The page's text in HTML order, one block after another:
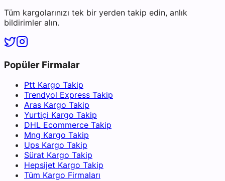
Tüm kargolarınızı tek bir yerden takip edin, anlık
bildirimler alın.
Popüler Firmalar
Ptt Kargo Takip
Trendyol Express Takip
Aras Kargo Takip
Yurtiçi Kargo Takip
DHL Ecommerce Takip
Mng Kargo Takip
Ups Kargo Takip
Sürat Kargo Takip
Hepsijet Kargo Takip
Tüm Kargo Firmaları